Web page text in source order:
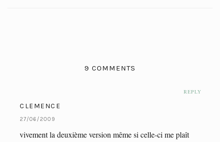
9 COMMENTS
REPLY
CLEMENCE
27/06/2009
vivement la deuxième version même si celle-ci me plaît